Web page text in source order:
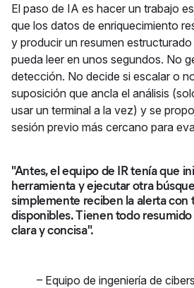
El paso de IA es hacer un trabajo
que los datos de enriquecimiento
y producir un resumen
pueda leer en unos segundos. No
detección. No decide si escalar o
suposición que ancla el análisis
usar un terminal a la vez) y se
sesión previo más cercano para
"Antes, el equipo de IR tenía que
herramienta y ejecutar otra
simplemente reciben la alerta con
disponibles. Tienen todo
clara y concisa".
– Equipo de ingeniería de